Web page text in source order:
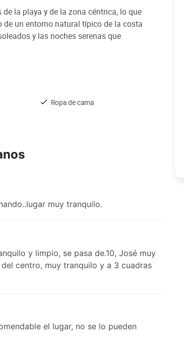
la playa y de la zona céntrica, lo que
un entorno natural típico de la costa
y las noches serenas que
Ropa de cama
muy tranquilo.
y limpio, se pasa de.10, José muy
centro, muy tranquilo y a 3 cuadras
el lugar, no se lo pueden